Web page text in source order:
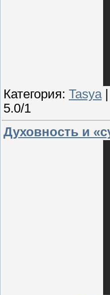
Категория: Tasya|
5.0/1
Духовность и